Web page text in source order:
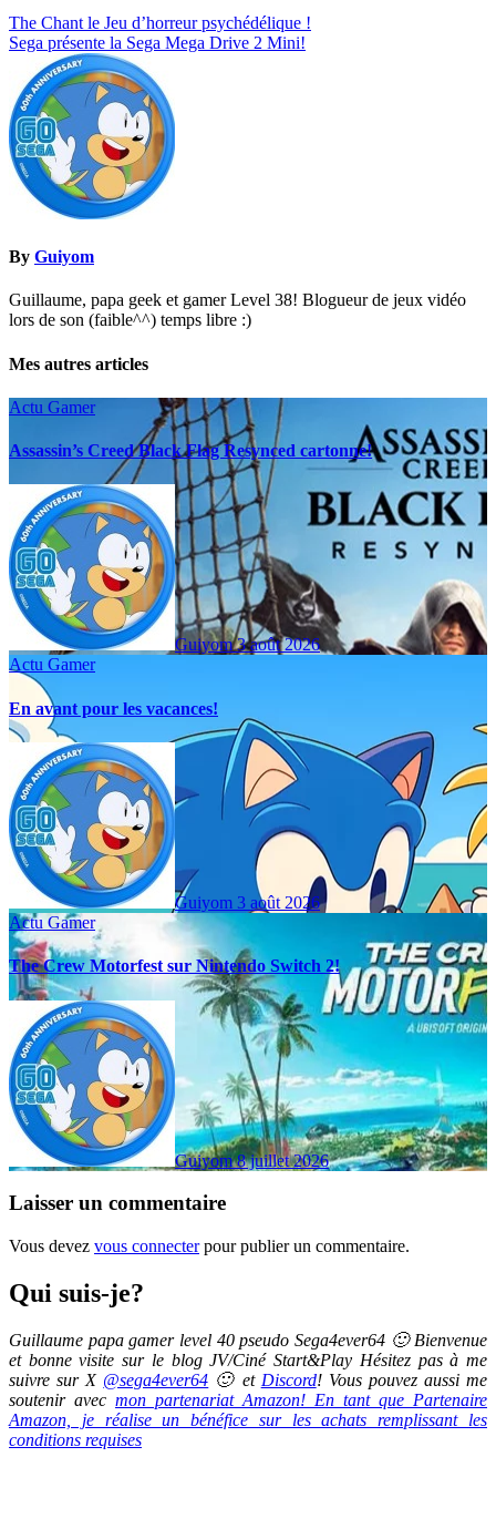
Navigation
de
l’article
The Chant le Jeu d’horreur psychédélique !
Sega présente la Sega Mega Drive 2 Mini!
By Guiyom
Guillaume, papa geek et gamer Level 38! Blogueur de jeux vidéo
lors de son (faible^^) temps libre :)
Mes autres articles
Actu Gamer
Assassin’s Creed Black Flag Resynced cartonne!
Guiyom3 août 2026
Actu Gamer
En avant pour les vacances!
Guiyom 3 août 2026
Actu Gamer
The Crew Motorfest sur Nintendo Switch 2!
Guiyom8 juillet 2026
Laisser un commentaire
Vous devez vous connecterpour publier un commentaire.
Qui suis-je?
Guillaume papa gamer level 40 pseudo Sega4ever64 🙂 Bienvenue
et bonne visite sur le blog JV/Ciné Start&Play Hésitez pas à me
suivre sur X @sega4ever64 🙂 et Discord! Vous pouvez aussi me
soutenir avec mon partenariat Amazon! En tant que Partenaire
Amazon, je réalise un bénéfice sur les achats remplissant les
conditions requises